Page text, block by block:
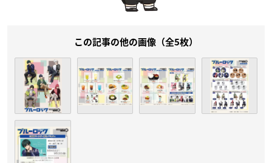
この記事の他の画像（全5枚）